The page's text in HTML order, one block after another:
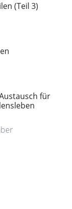
(Teil 3)
für